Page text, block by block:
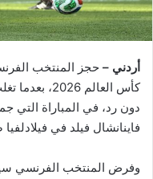
أردني – حجز المنتخب
كأس العالم
دون رد، في المباراة التي
فاينانشال فيلد في
وفرض المنتخب الفرنسي